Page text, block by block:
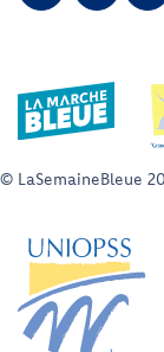
© LaSemaineBleue